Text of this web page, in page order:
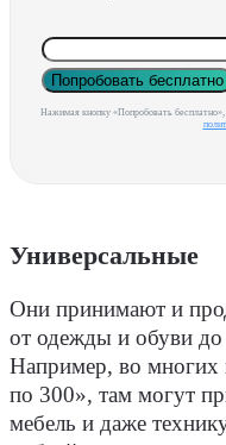
Попробовать бесплатно
Нажимая кнопку «Попробовать
Универсальные
Они принимают и
от одежды и обуви
Например, во многих
по 300», там могут
мебель и даже